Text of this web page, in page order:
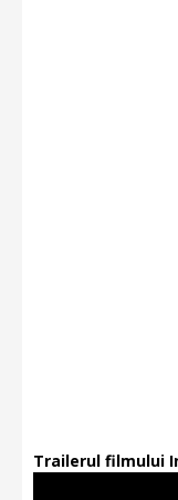
Trailerul filmului